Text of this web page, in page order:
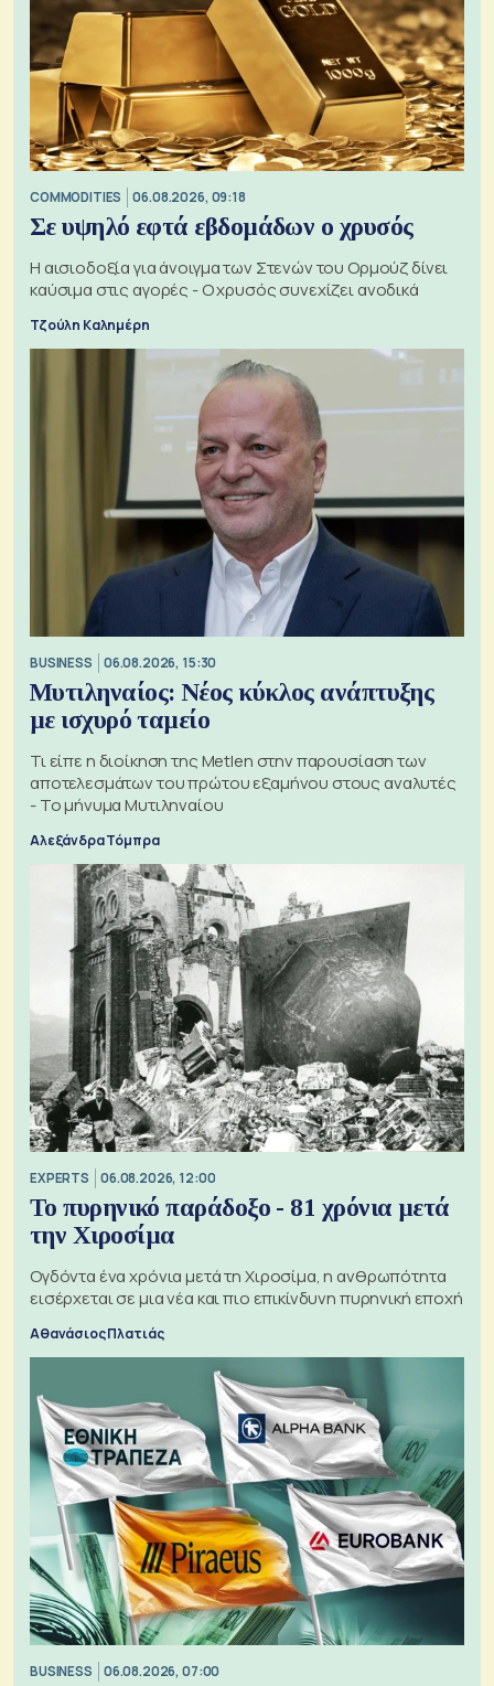
COMMODITIES 06.08.2026, 09:18
Σε υψηλό εφτά εβδομάδων ο χρυσός
Η αισιοδοξία για άνοιγμα των Στενών του Ορμούζ δίνει
καύσιμα στις αγορές - Ο χρυσός συνεχίζει ανοδικά
Τζούλη Καλημέρη
BUSINESS 06.08.2026, 15:30
Μυτιληναίος: Νέος κύκλος ανάπτυξης
με ισχυρό ταμείο
Τι είπε η διοίκηση της Metlen στην παρουσίαση των
αποτελεσμάτων του πρώτου εξαμήνου στους αναλυτές
- Το μήνυμα Μυτιληναίου
Αλεξάνδρα Τόμπρα
EXPERTS 06.08.2026, 12:00
Το πυρηνικό παράδοξο - 81 χρόνια μετά
την Χιροσίμα
Ογδόντα ένα χρόνια μετά τη Χιροσίμα, η ανθρωπότητα
εισέρχεται σε μια νέα και πιο επικίνδυνη πυρηνική εποχή
Αθανάσιος Πλατιάς
BUSINESS 06.08.2026, 07:00